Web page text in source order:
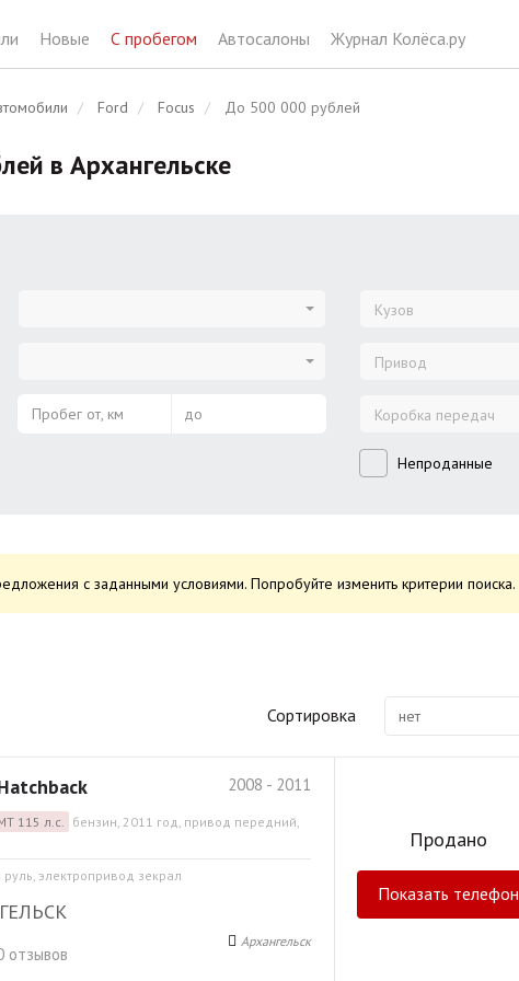
Новые С пробегом Автосалоны Журнал Колёса.ру
Ford Focus До 500 000 рублей
в Архангельске
Пробег от, км до
Кузов
Привод
Коробка передач
Непроданные
с заданными условиями. Попробуйте изменить критерии поиска.
Сортировка нет
2008 - 2011
115 л.с. бензин, 2011 год, привод передний,
электропривод зекрал
отзывов
Архангельск
Продано
Показать телефон